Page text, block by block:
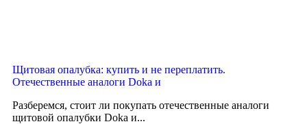
Щитовая опалубка: купить и не переплатить.
Отечественные аналоги Doka и
Разберемся, стоит ли покупать отечественные аналоги
щитовой опалубки Doka и...